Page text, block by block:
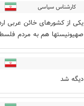
کارشناس سیاسی
یکی از کشورهای خائن عربی
صهیونیستها هم به مردم
دیگه شد